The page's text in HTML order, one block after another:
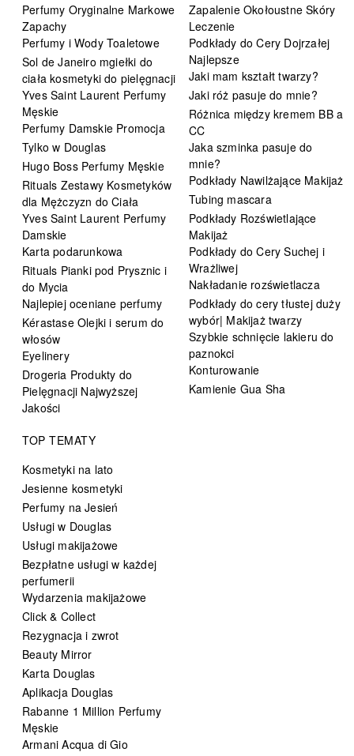
Perfumy Oryginalne Markowe
Zapachy
Perfumy i Wody Toaletowe
Sol de Janeiro mgiełki do
ciała kosmetyki do pielęgnacji
Yves Saint Laurent Perfumy
Męskie
Perfumy Damskie Promocja
Tylko w Douglas
Hugo Boss Perfumy Męskie
Rituals Zestawy Kosmetyków
dla Mężczyzn do Ciała
Yves Saint Laurent Perfumy
Damskie
Karta podarunkowa
Rituals Pianki pod Prysznic i
do Mycia
Najlepiej oceniane perfumy
Kérastase Olejki i serum do
włosów
Eyelinery
Drogeria Produkty do
Pielęgnacji Najwyższej
Jakości
Zapalenie Okołoustne Skóry
Leczenie
Podkłady do Cery Dojrzałej
Najlepsze
Jaki mam kształt twarzy?
Jaki róż pasuje do mnie?
Różnica między kremem BB a
CC
Jaka szminka pasuje do
mnie?
Podkłady Nawilżające Makijaż
Tubing mascara
Podkłady Rozświetlające
Makijaż
Podkłady do Cery Suchej i
Wrażliwej
Nakładanie rozświetlacza
Podkłady do cery tłustej duży
wybór| Makijaż twarzy
Szybkie schnięcie lakieru do
paznokci
Konturowanie
Kamienie Gua Sha
TOP TEMATY
Kosmetyki na lato
Jesienne kosmetyki
Perfumy na Jesień
Usługi w Douglas
Usługi makijażowe
Bezpłatne usługi w każdej
perfumerii
Wydarzenia makijażowe
Click & Collect
Rezygnacja i zwrot
Beauty Mirror
Karta Douglas
Aplikacja Douglas
Rabanne 1 Million Perfumy
Męskie
Armani Acqua di Gio